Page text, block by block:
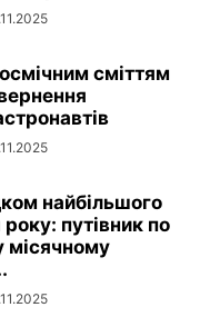
сміттям
найбільшого
путівник по